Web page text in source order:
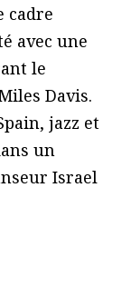
cadre
avec une
le
Davis.
jazz et
un
Israel